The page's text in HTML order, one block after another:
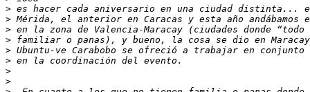
>
>
>
>
>
>
>
>